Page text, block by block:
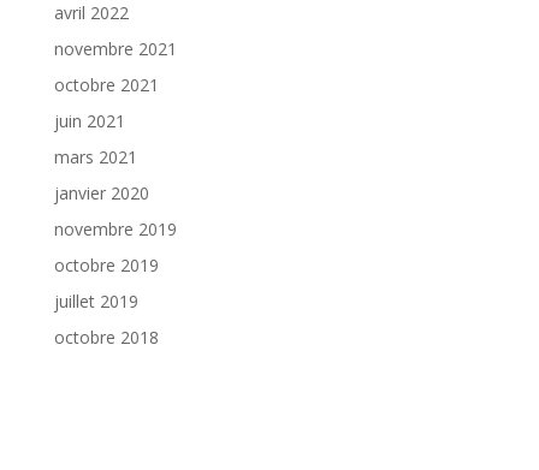
avril 2022
novembre 2021
octobre 2021
juin 2021
mars 2021
janvier 2020
novembre 2019
octobre 2019
juillet 2019
octobre 2018